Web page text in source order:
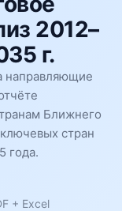
2012–
г.
направляющие
Ближнего
стран
года.
+ Excel